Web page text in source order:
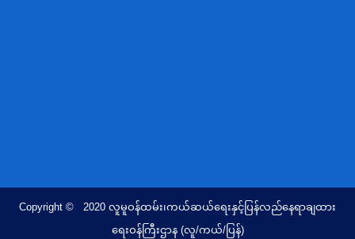
တိုင်းရင်းသားလူမျိုးရေးရာဝန်ကြီးဌာန
ပြည်ထောင်စုရာထူးဝန်အဖွဲ့ရုံး
Copyright © 2020 လူမူဝန်ထမ်း၊ကယ်ဆယ်ရေးနှင့်ပြန်လည်နေရာချထား
ရေးဝန်ကြီးဌာန (လူ/ကယ်/ပြန်)